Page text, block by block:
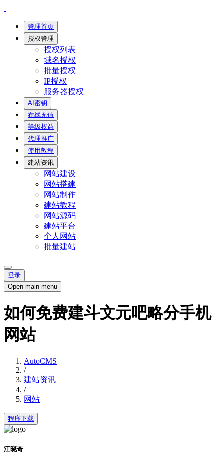
管理首页
授权管理
授权列表
域名授权
批量授权
IP授权
服务器授权
AI密钥
在线充值
等级权益
代理推广
使用教程
建站资讯
网站建设
网站搭建
网站制作
建站教程
网站源码
建站平台
个人网站
批量建站
登录
Open main menu
如何免费建斗文元吧略分手机
网站
AutoCMS
/
建站资讯
/
网站
程序下载
江晓奇